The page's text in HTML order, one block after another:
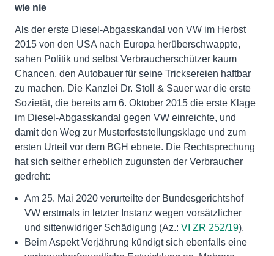
wie nie
Als der erste Diesel-Abgasskandal von VW im Herbst
2015 von den USA nach Europa herüberschwappte,
sahen Politik und selbst Verbraucherschützer kaum
Chancen, den Autobauer für seine Tricksereien haftbar
zu machen. Die Kanzlei Dr. Stoll & Sauer war die erste
Sozietät, die bereits am 6. Oktober 2015 die erste Klage
im Diesel-Abgasskandal gegen VW einreichte, und
damit den Weg zur Musterfeststellungsklage und zum
ersten Urteil vor dem BGH ebnete. Die Rechtsprechung
hat sich seither erheblich zugunsten der Verbraucher
gedreht:
Am 25. Mai 2020 verurteilte der Bundesgerichtshof
VW erstmals in letzter Instanz wegen vorsätzlicher
und sittenwidriger Schädigung (Az.: VI ZR 252/19).
Beim Aspekt Verjährung kündigt sich ebenfalls eine